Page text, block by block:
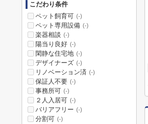
こだわり条件
ペット飼育可 (-)
ペット専用設備 (-)
楽器相談 (-)
陽当り良好 (-)
閑静な住宅地 (-)
デザイナーズ (-)
リノベーション済 (-)
保証人不要 (-)
事務所可 (-)
２人入居可 (-)
バリアフリー (-)
分割可 (-)